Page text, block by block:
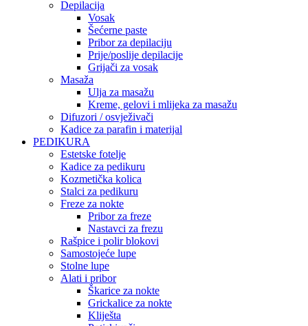
Depilacija
Vosak
Šećerne paste
Pribor za depilaciju
Prije/poslije depilacije
Grijači za vosak
Masaža
Ulja za masažu
Kreme, gelovi i mlijeka za masažu
Difuzori / osvježivači
Kadice za parafin i materijal
PEDIKURA
Estetske fotelje
Kadice za pedikuru
Kozmetička kolica
Stalci za pedikuru
Freze za nokte
Pribor za freze
Nastavci za frezu
Rašpice i polir blokovi
Samostojeće lupe
Stolne lupe
Alati i pribor
Škarice za nokte
Grickalice za nokte
Kliješta